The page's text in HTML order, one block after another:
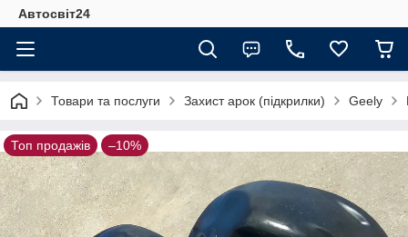
Автосвіт24
Товари та послуги Захист арок (підкрилки) Geely
Топ продажів –10%